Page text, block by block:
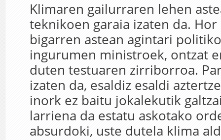
Klimaren gailurraren lehen
teknikoen garaia izaten da. Hor
bigarren astean agintari
ingurumen ministroek, ontzat
duten testuaren zirriborroa.
izaten da, esaldiz esaldi
inork ez baitu jokalekutik
larriena da estatu askotako
absurdoki, uste dutela klima